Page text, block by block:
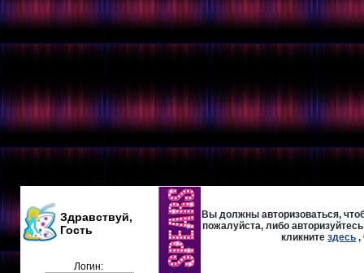
Здравствуй,
Гость
Логин:
Вы должны авторизоваться,
пожалуйста, либо
кликнитездесь ,